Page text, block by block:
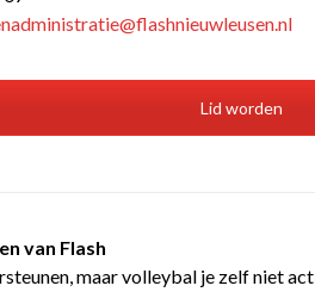
Lid worden
van Flash
maar volleybal je zelf niet